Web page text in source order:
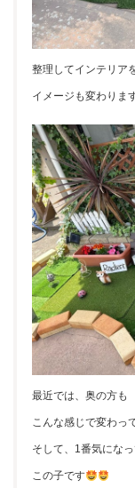
整理してインテリア
イメージも変わりま
最近では、奥の方も
こんな感じで変わっ
そして、1番気にな
この子です